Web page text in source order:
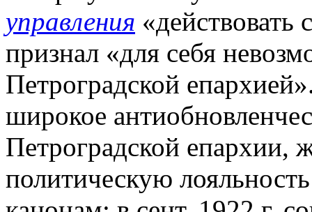
управления
признал «для себя
Петроградской
широкое
Петроградской епархии,
политическую